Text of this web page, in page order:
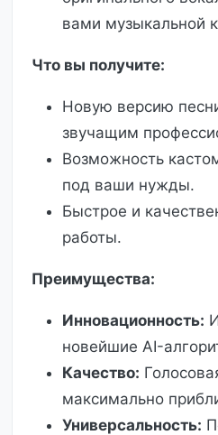
вами музыкальной
Что вы получите:
Новую версию
звучащим
Возможность
под ваши нужды.
Быстрое и
работы.
Преимущества:
Инновационность:
новейшие AI-
Качество:
максимально
Универсальность: